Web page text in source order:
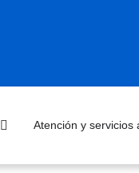
Atención y servicios